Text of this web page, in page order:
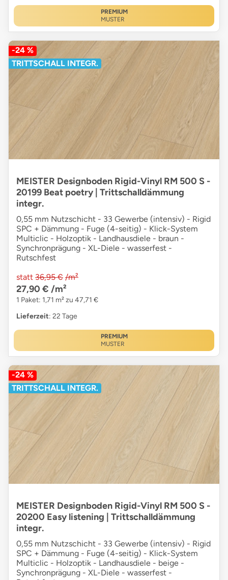
PREMIUM
MUSTER
-24 %
TRITTSCHALL INTEGR.
MEISTER Designboden Rigid-Vinyl RM 500 S -
20199 Beat poetry | Trittschalldämmung
integr.
0,55 mm Nutzschicht - 33 Gewerbe (intensiv) - Rigid
SPC + Dämmung - Fuge (4-seitig) - Klick-System
Multiclic - Holzoptik - Landhausdiele - braun -
Synchronprägung - XL-Diele - wasserfest -
Rutschfest
statt 36,95 € /m²
27,90 € /m²
1 Paket: 1,71 m² zu 47,71 €
Lieferzeit: 22 Tage
PREMIUM
MUSTER
-24 %
TRITTSCHALL INTEGR.
MEISTER Designboden Rigid-Vinyl RM 500 S -
20200 Easy listening | Trittschalldämmung
integr.
0,55 mm Nutzschicht - 33 Gewerbe (intensiv) - Rigid
SPC + Dämmung - Fuge (4-seitig) - Klick-System
Multiclic - Holzoptik - Landhausdiele - beige -
Synchronprägung - XL-Diele - wasserfest -